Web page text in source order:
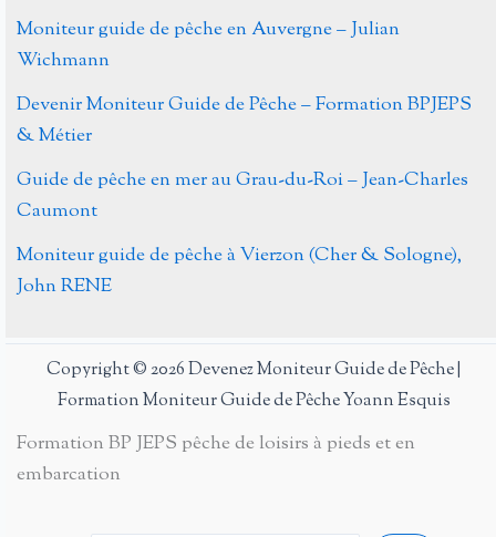
Moniteur guide de pêche en Auvergne – Julian
Wichmann
Devenir Moniteur Guide de Pêche – Formation BPJEPS
& Métier
Guide de pêche en mer au Grau-du-Roi – Jean-Charles
Caumont
Moniteur guide de pêche à Vierzon (Cher & Sologne),
John RENE
Copyright © 2026 Devenez Moniteur Guide de Pêche |
Formation Moniteur Guide de Pêche Yoann Esquis
Formation BP JEPS pêche de loisirs à pieds et en
embarcation